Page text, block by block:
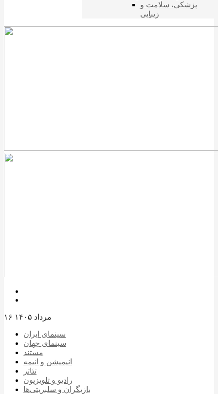
پزشکی، سلامت و
زیبایی
۱۶ مرداد ۱۴۰۵
سینمای ایران
سینمای جهان
مستند
انیمیشن و انیمه
تئاتر
رادیو و تلویزیون
بازیگران و سلبریتی‌ها